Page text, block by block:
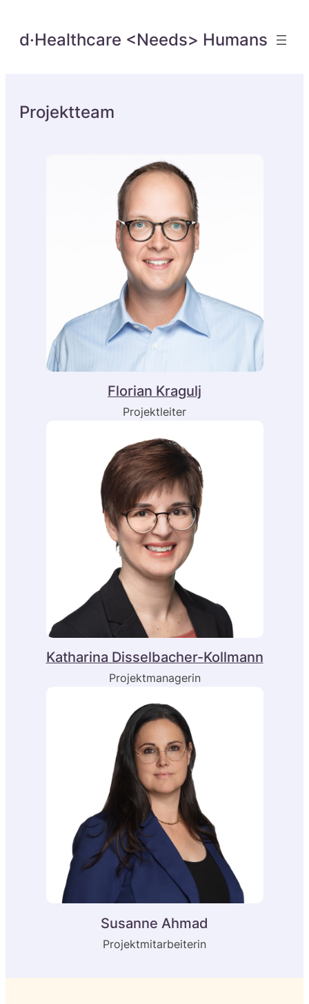
d·Healthcare <Needs> Humans
Projektteam
Florian Kragulj
Projektleiter
Katharina Disselbacher-Kollmann
Projektmanagerin
Susanne Ahmad
Projektmitarbeiterin